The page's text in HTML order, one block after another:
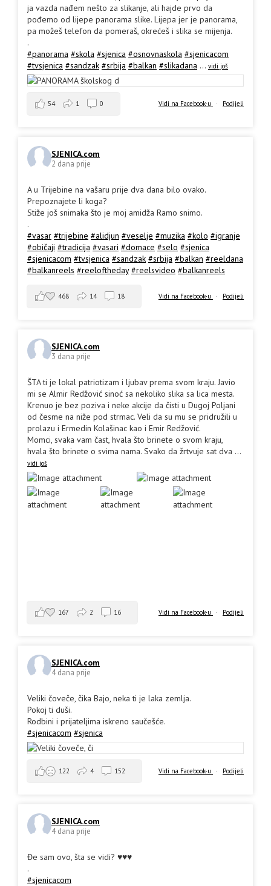
ja vazda nađem nešto za slikanje, ali hajde prvo da
pođemo od lijepe panorama slike. Lijepa jer je panorama,
pa možeš telefon da pomeraš, okrećeš i slika se mijenja.
.
#panorama #skola #sjenica #osnovnaskola #sjenicacom
#tvsjenica #sandzak #srbija #balkan #slikadana ... vidi još
Vidi na Facebook-u · Podijeli
54 1 0
SJENICA.com
2 dana prije
A u Trijebine na vašaru prije dva dana bilo ovako.
Prepoznajete li koga?
Stiže još snimaka što je moj amidža Ramo snimo.
.
#vasar #trijebine #alidjun #veselje #muzika #kolo #igranje
#običaji #tradicija #vasari #domace #selo #sjenica
#sjenicacom #tvsjenica #sandzak #srbija #balkan #reeldana
#balkanreels #reeloftheday #reelsvideo #balkanreels
Vidi na Facebook-u · Podijeli
468 14 18
SJENICA.com
3 dana prije
ŠTA ti je lokal patriotizam i ljubav prema svom kraju. Javio
mi se Almir Redžović sinoć sa nekoliko slika sa lica mesta.
Krenuo je bez poziva i neke akcije da čisti u Dugoj Poljani
od česme na niže pod strmac. Veli da su mu se pridružili u
prolazu i Ermedin Kolašinac kao i Emir Redžović.
Momci, svaka vam čast, hvala što brinete o svom kraju,
hvala što brinete o svima nama. Svako da žrtvuje sat dva ...
vidi još
Vidi na Facebook-u · Podijeli
167 2 16
SJENICA.com
4 dana prije
Veliki čoveče, čika Bajo, neka ti je laka zemlja.
Pokoj ti duši.
Rodbini i prijateljima iskreno saučešće.
#sjenicacom #sjenica
Vidi na Facebook-u · Podijeli
122 4 152
SJENICA.com
4 dana prije
Đe sam ovo, šta se vidi? ♥️♥️♥️
.
#sjenicacom